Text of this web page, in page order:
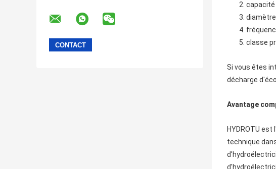
2. capacité
3.
4.
5. classe
Si vous êtes
décharge
Avantage
HYDROTU
technique